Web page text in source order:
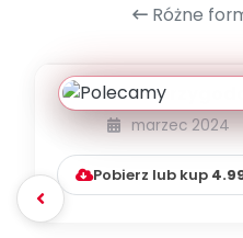
Różne
Zielona przygoda.
Wiosenny
marzec 2024
Pobierz lub kup